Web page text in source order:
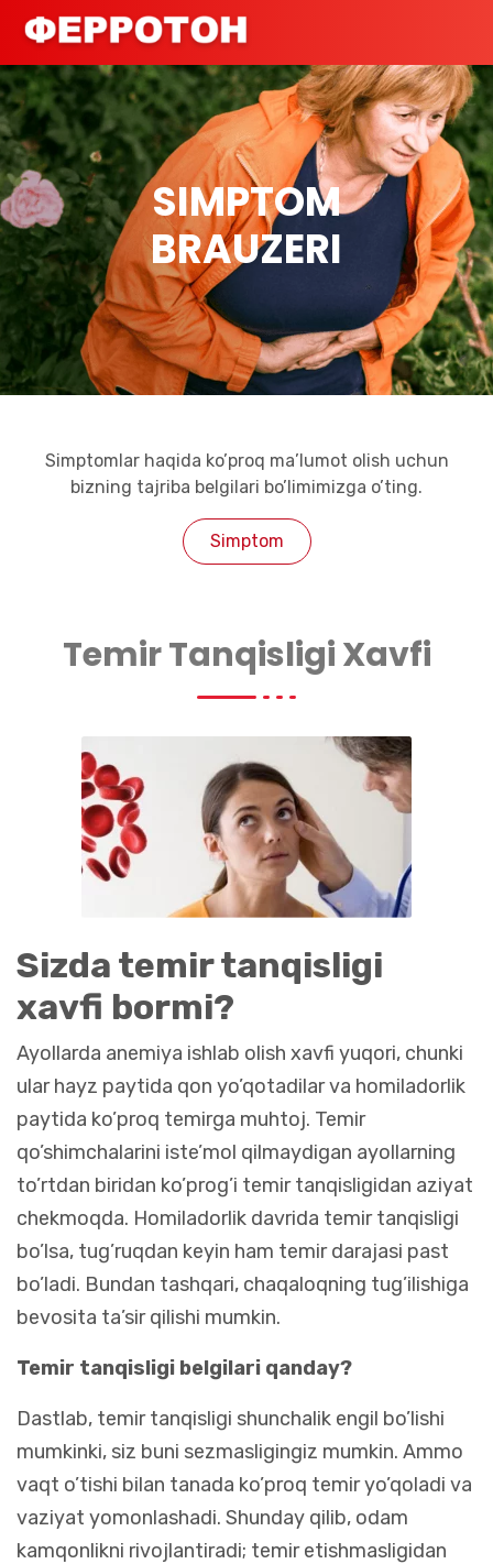
SIMPTOM
BRAUZERI
Simptomlar haqida ko’proq ma’lumot olish uchun
bizning tajriba belgilari bo’limimizga o’ting.
Simptom
Temir Tanqisligi Xavfi
Sizda temir tanqisligi
xavfi bormi?
Ayollarda anemiya ishlab olish xavfi yuqori, chunki
ular hayz paytida qon yo’qotadilar va homiladorlik
paytida ko’proq temirga muhtoj. Temir
qo’shimchalarini iste’mol qilmaydigan ayollarning
to’rtdan biridan ko’prog’i temir tanqisligidan aziyat
chekmoqda. Homiladorlik davrida temir tanqisligi
bo’lsa, tug’ruqdan keyin ham temir darajasi past
bo’ladi. Bundan tashqari, chaqaloqning tug’ilishiga
bevosita ta’sir qilishi mumkin.
Temir tanqisligi belgilari qanday?
Dastlab, temir tanqisligi shunchalik engil bo’lishi
mumkinki, siz buni sezmasligingiz mumkin. Ammo
vaqt o’tishi bilan tanada ko’proq temir yo’qoladi va
vaziyat yomonlashadi. Shunday qilib, odam
kamqonlikni rivojlantiradi; temir etishmasligidan